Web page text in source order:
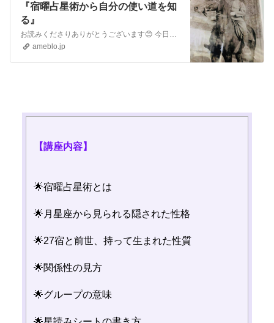
『宿曜占星術から自分の使い道を知
る』
お読みくださりありがとうございます😊 今日は私が使っている占星術に関して書いていきます 主に使用しているのは空海が伝える宿曜占星術🌟 この占星術で前世から引き…
ameblo.jp
【講座内容】
🌟宿曜占星術とは
🌟月星座から見られる隠された性格
🌟27宿と前世、持って生まれた性質
🌟関係性の見方
🌟グループの意味